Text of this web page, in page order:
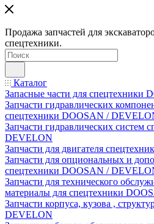
Продажа запчастей для
спецтехники.
Каталог
Запасные части для спецтехники
Запчасти гидравлических
спецтехники DOOSAN /
Запчасти гидравлических систем
DEVELON
Запчасти для двигателя
Запчасти для опциональных и
спецтехники DOOSAN /
Запчасти для технического
материалы для спецтехники
Запчасти корпуса, кузова ,
DEVELON